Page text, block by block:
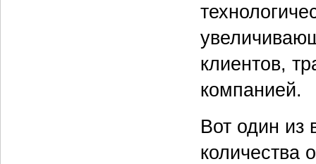
клиентов,
компанией.
Вот один из
количества